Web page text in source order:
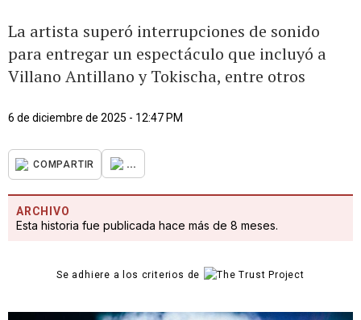
La artista superó interrupciones de sonido
para entregar un espectáculo que incluyó a
Villano Antillano y Tokischa, entre otros
6 de diciembre de 2025 - 12:47 PM
COMPARTIR ...
ARCHIVO
Esta historia fue publicada hace más de 8 meses.
Se adhiere a los criterios de